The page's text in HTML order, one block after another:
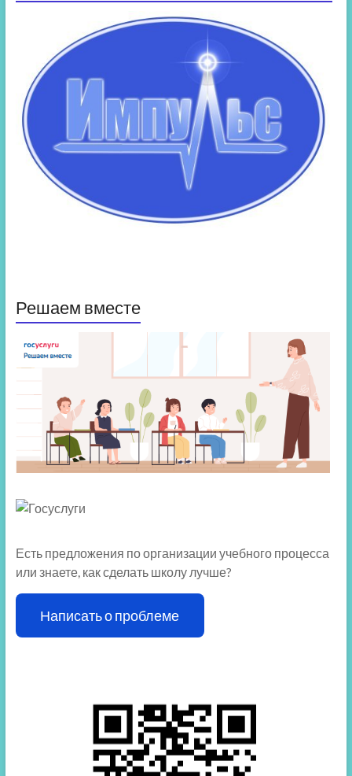
Решаем вместе
Есть предложения по организации учебного процесса
или знаете, как сделать школу лучше?
Написать о проблеме